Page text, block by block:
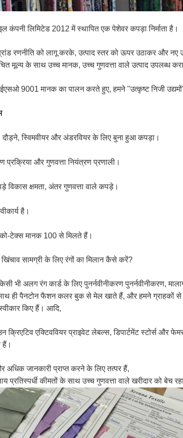
कंपनी लिमिटेड 2012 में स्थापित एक पेशेवर कपड़ा निर्माता है।
रणनीति को लागू करके, उत्पाद स्तर को ऊपर उठाकर और
मूल्य के साथ उच्च मानक, उच्च गुणवत्ता वाले उत्पाद उपलब्ध
9001 मानक का पालन करते हुए, हमने "उत्कृष्ट निजी
स्विमवीयर और अंडरवियर के लिए बुना हुआ कपड़ा।
प्रक्रिया और गुणवत्ता नियंत्रण प्रणाली।
विकास क्षमता, अंतर गुणवत्ता वाले कपड़े।
है।
टेक्स मानक 100 से मिलते हैं।
खिंचाव सामग्री के लिए रंगों का मिलान कैसे करें?
भी अलग रंग कार्ड के लिए पुनर्नवीनीकरण पुनर्नवीनीकरण,
ही पैनटोन फैशन कलर बुक से मेल खाते हैं, और हमने ग्राहकों से
किए हैं। आदि,
एक्टिववियर प्राइवेट लेबल्स, डिपार्टमेंट स्टोर्स और
हैं।
जानकारी प्राप्त करने के लिए तत्पर हैं,
प्रतिस्पर्धी कीमतों के साथ उच्च गुणवत्ता वाले खरीदार को बेच